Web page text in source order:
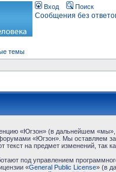
Вход Поиск
Сообщения без
темы
«Югзон» (в дальнейшем «мы»,
«Югзон». Мы оставляем
текст на предмет изменений, так
под управлением
«General Public License» (в